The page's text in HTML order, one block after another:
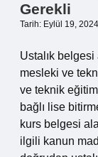
Gerekli
Tarih: Eylül 19, 2024
Ustalık
mesleki ve
ve teknik eğitim
bağlı lise
kurs belgesi
ilgili kanun